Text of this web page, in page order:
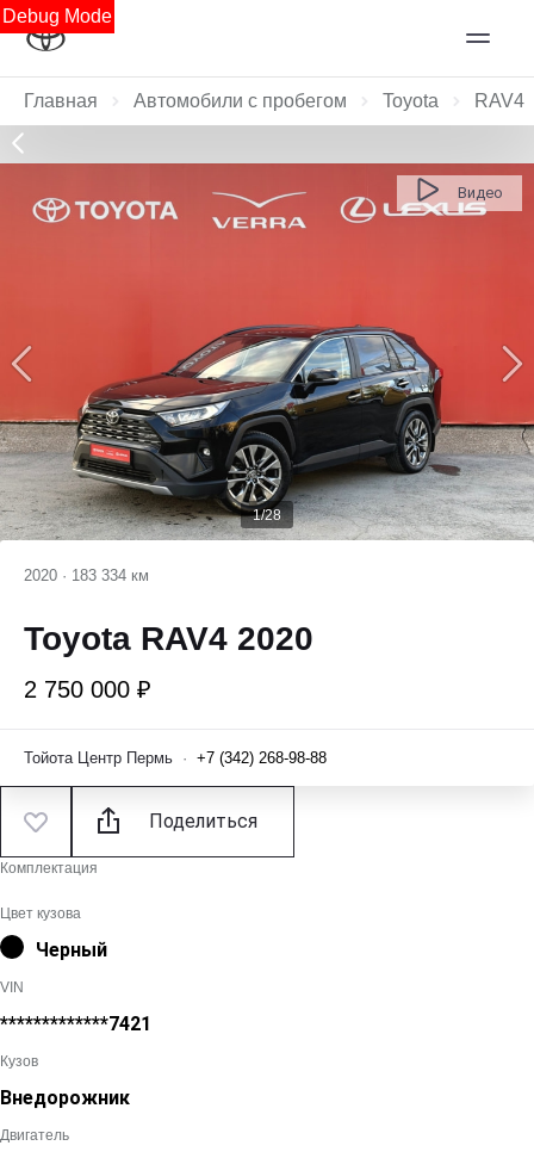
Debug Mode
Главная Автомобили с пробегом Toyota RAV4
1/28
Видео
2020 · 183 334 км
Toyota RAV4 2020
2 750 000 ₽
Тойота Центр Пермь · +7 (342) 268-98-88
Поделиться
Комплектация
Цвет кузова
Черный
VIN
*************7421
Кузов
Внедорожник
Двигатель